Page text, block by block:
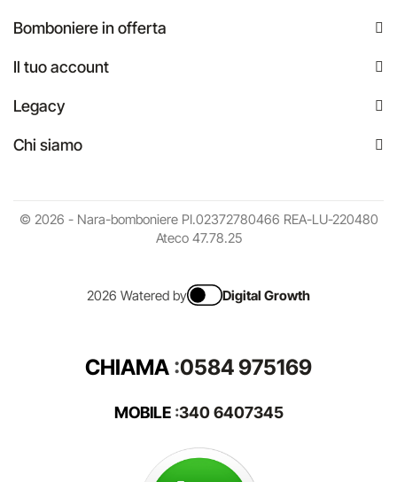
Bomboniere in offerta
Il tuo account
Legacy
Chi siamo
© 2026 - Nara-bomboniere PI.02372780466 REA-LU-220480
Ateco 47.78.25
2026 Watered by Digital Growth
CHIAMA :0584 975169
MOBILE:340 6407345